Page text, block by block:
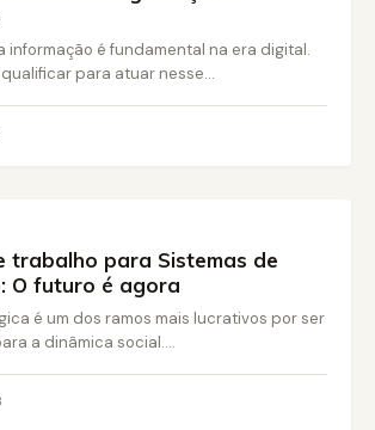
informação é fundamental na era digital.
para atuar nesse...
trabalho para Sistemas de
O futuro é agora
é um dos ramos mais lucrativos por ser
a dinâmica social....